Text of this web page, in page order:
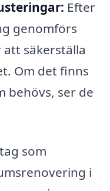
Efter
genomförs
säkerställa
Om det finns
behövs, ser de
som
i